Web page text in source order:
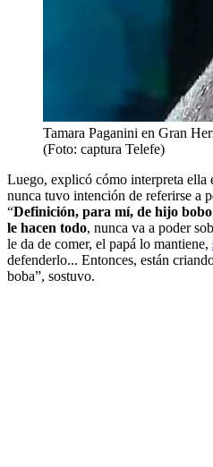
Tamara Paganini en Gran
(Foto: captura Telefe)
Luego, explicó cómo interpreta ella
nunca tuvo intención de referirse a
“Definición, para mí, de hijo
le hacen todo, nunca va a poder
le da de comer, el papá lo mantiene,
defenderlo... Entonces, están
boba”, sostuvo.